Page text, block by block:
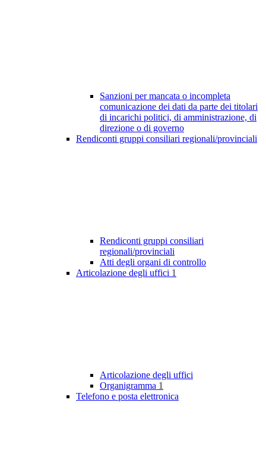
Sanzioni per mancata o incompleta
comunicazione dei dati da parte dei titolari
di incarichi politici, di amministrazione, di
direzione o di governo
Rendiconti gruppi consiliari regionali/provinciali
Rendiconti gruppi consiliari
regionali/provinciali
Atti degli organi di controllo
Articolazione degli uffici 1
Articolazione degli uffici
Organigramma 1
Telefono e posta elettronica